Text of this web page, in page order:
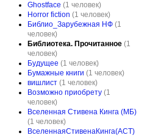
Ghostface (1 человек)
Horror fiction (1 человек)
Библио_Зарубежная НФ (1
человек)
Библиотека. Прочитанное (1
человек)
Будущее (1 человек)
Бумажные книги (1 человек)
вишлист (1 человек)
Возможно приобрету (1
человек)
Вселенная Стивена Кинга (МБ)
(1 человек)
ВселеннаяСтивенаКинга(АСТ)